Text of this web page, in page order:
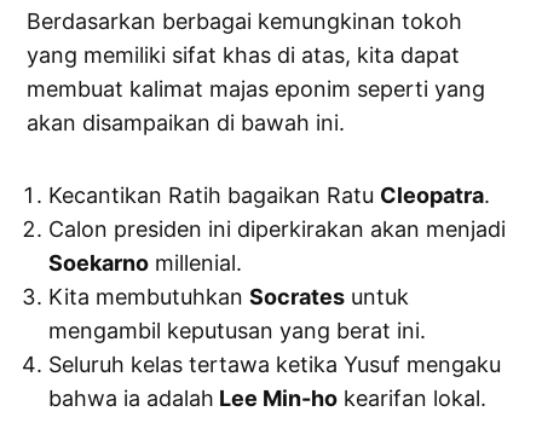
Berdasarkan berbagai kemungkinan tokoh
yang memiliki sifat khas di atas, kita dapat
membuat kalimat majas eponim seperti yang
akan disampaikan di bawah ini.
Kecantikan Ratih bagaikan Ratu Cleopatra.
Calon presiden ini diperkirakan akan menjadi
Soekarno millenial.
Kita membutuhkanSocrates untuk
mengambil keputusan yang berat ini.
Seluruh kelas tertawa ketika Yusuf mengaku
bahwa ia adalah Lee Min-ho kearifan lokal.